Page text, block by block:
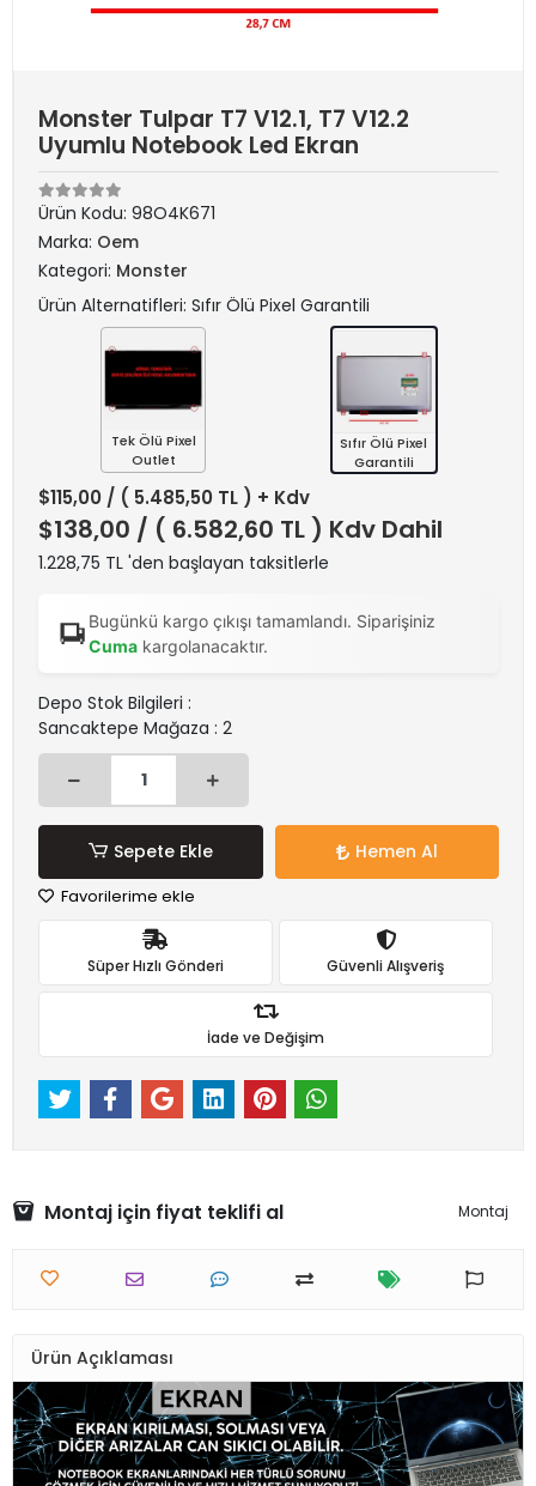
Monster Tulpar T7 V12.1, T7 V12.2
Uyumlu Notebook Led Ekran
Ürün Kodu: 98O4K671
Marka: Oem
Kategori: Monster
Ürün Alternatifleri: Sıfır Ölü Pixel Garantili
Tek Ölü Pixel
Outlet
Sıfır Ölü Pixel
Garantili
$115,00 / ( 5.485,50 TL ) + Kdv
$138,00 / ( 6.582,60 TL ) Kdv Dahil
1.228,75 TL 'den başlayan taksitlerle
Bugünkü kargo çıkışı tamamlandı. Siparişiniz
Cumakargolanacaktır.
Depo Stok Bilgileri :
Sancaktepe Mağaza : 2
Sepete Ekle Hemen Al
Favorilerime ekle
Süper Hızlı Gönderi Güvenli Alışveriş
İade ve Değişim
Montaj için fiyat teklifi al Montaj
Ürün Açıklaması